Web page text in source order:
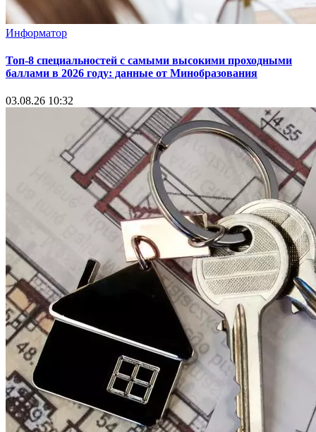
Информатор
Топ-8 специальностей с самыми высокими проходными
баллами в 2026 году: данные от Минобразования
03.08.26 10:32